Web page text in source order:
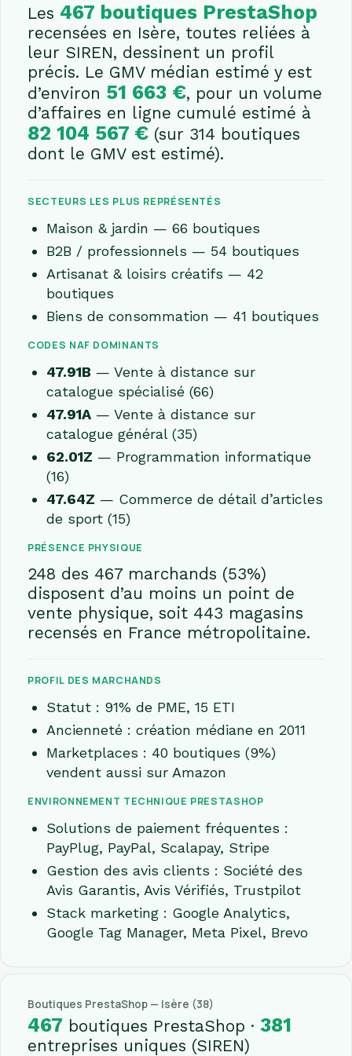
Les 467 boutiques PrestaShop
recensées en Isère, toutes reliées à
leur SIREN, dessinent un profil
précis. Le GMV médian estimé y est
d’environ 51 663 €, pour un volume
d’affaires en ligne cumulé estimé à
82 104 567 € (sur 314 boutiques
dont le GMV est estimé).
SECTEURS LES PLUS REPRÉSENTÉS
Maison & jardin — 66 boutiques
B2B / professionnels — 54 boutiques
Artisanat & loisirs créatifs — 42
boutiques
Biens de consommation — 41 boutiques
CODES NAF DOMINANTS
47.91B — Vente à distance sur
catalogue spécialisé (66)
47.91A — Vente à distance sur
catalogue général (35)
62.01Z — Programmation informatique
(16)
47.64Z — Commerce de détail d’articles
de sport (15)
PRÉSENCE PHYSIQUE
248 des 467 marchands (53%)
disposent d’au moins un point de
vente physique, soit 443 magasins
recensés en France métropolitaine.
PROFIL DES MARCHANDS
Statut : 91% de PME, 15 ETI
Ancienneté : création médiane en 2011
Marketplaces : 40 boutiques (9%)
vendent aussi sur Amazon
ENVIRONNEMENT TECHNIQUE PRESTASHOP
Solutions de paiement fréquentes :
PayPlug, PayPal, Scalapay, Stripe
Gestion des avis clients : Société des
Avis Garantis, Avis Vérifiés, Trustpilot
Stack marketing : Google Analytics,
Google Tag Manager, Meta Pixel, Brevo
Boutiques PrestaShop — Isère (38)
467 boutiques PrestaShop ·381
entreprises uniques (SIREN)